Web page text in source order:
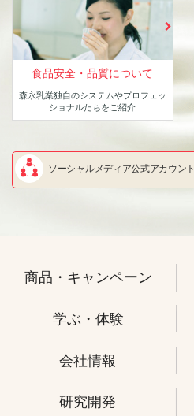
食品安全・品質について
森永乳業独自のシステムやプロフェッ
ショナルたちをご紹介
ソーシャルメディア公式アカウント
商品・キャンペーン
学ぶ・体験
会社情報
研究開発